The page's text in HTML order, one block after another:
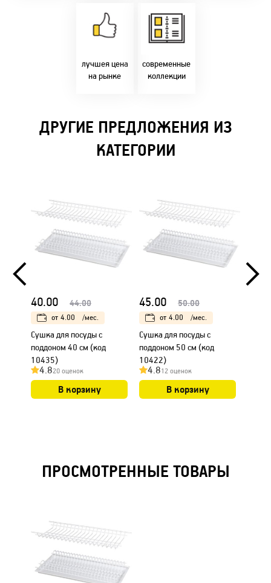
лучшея цена
на рынке
напрямую с
фабрики!
Предлагаем только
современные
коллекции
Идем в ногу с
самыми
современным
стилями и
решениями!
ДРУГИЕ ПРЕДЛОЖЕНИЯ ИЗ
КАТЕГОРИИ
40.00 44.00
от 4.00 /мес.
Сушка для посуды с
поддоном 40 см (код
10435)
4.820 оценок
В корзину
45.00 50.00
от 4.00 /мес.
Сушка для посуды с
поддоном 50 см (код
10422)
4.812 оценок
В корзину
ПРОСМОТРЕННЫЕ ТОВАРЫ